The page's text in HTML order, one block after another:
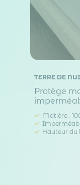
TERRE DE
Protège
Matière :
Hauteur du